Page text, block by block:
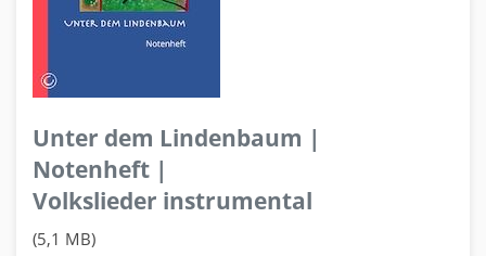
Unter dem Lindenbaum |
Notenheft |
Volkslieder instrumental
(5,1 MB)